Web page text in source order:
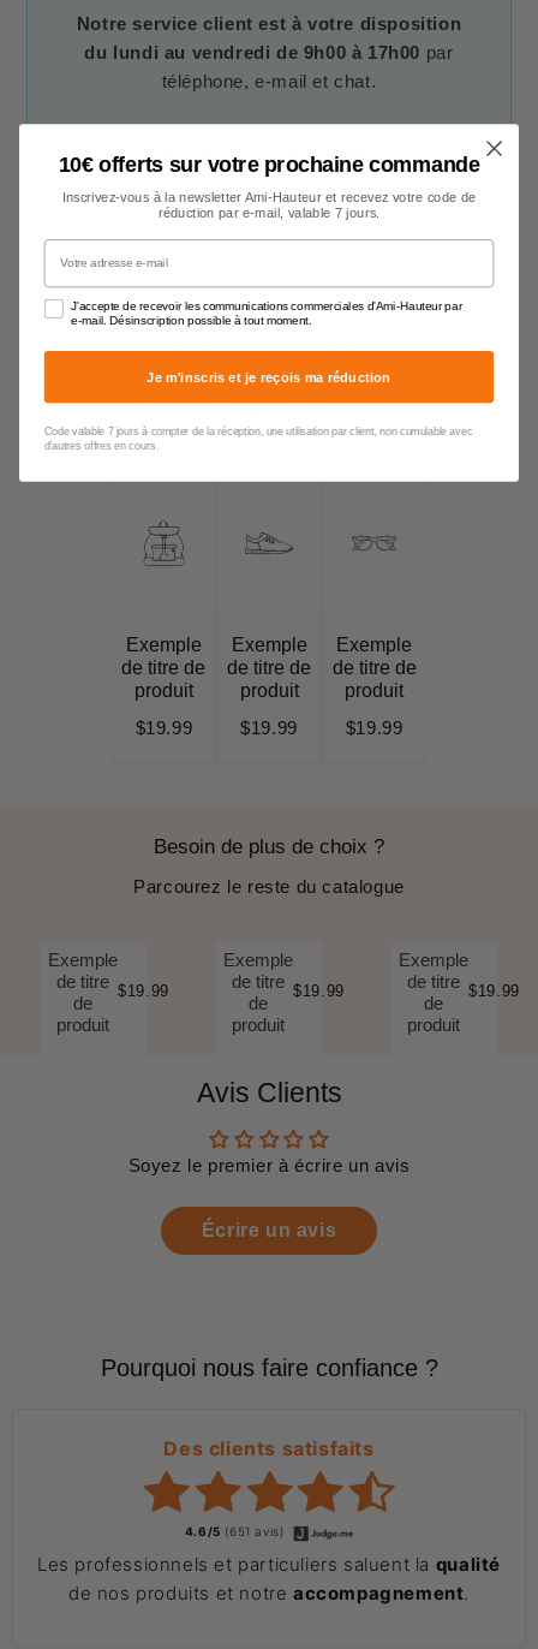
Notre service client est à votre disposition
du lundi au vendredi de 9h00 à 17h00 par
téléphone, e-mail et chat.
Contacter un conseiller
Collection en vedette
Exemple
de titre de
produit
$19.99
Exemple
de titre de
produit
$19.99
Exemple
de titre de
produit
$19.99
Besoin de plus de choix ?
Parcourez le reste du catalogue
Exemple
de titre
de
produit
$19.99
Exemple
de titre
de
produit
$19.99
Exemple
de titre
de
produit
$19.99
Avis Clients
Soyez le premier à écrire un avis
Écrire un avis
Pourquoi nous faire confiance ?
Des clients satisfaits
4.6/5 (651 avis)
Les professionnels et particuliers saluent la qualité
de nos produits et notre accompagnement
10€ offerts sur votre prochaine commande
Inscrivez-vous à la newsletter Ami-Hauteur et recevez votre code de
réduction par e-mail, valable 7 jours.
Votre adresse e-mail
J'accepte de recevoir les communications commerciales d'Ami-Hauteur par
e-mail. Désinscription possible à tout moment.
Je m'inscris et je reçois ma réduction
Code valable 7 jours à compter de la réception, une utilisation par client, non cumulable avec
d'autres offres en cours.